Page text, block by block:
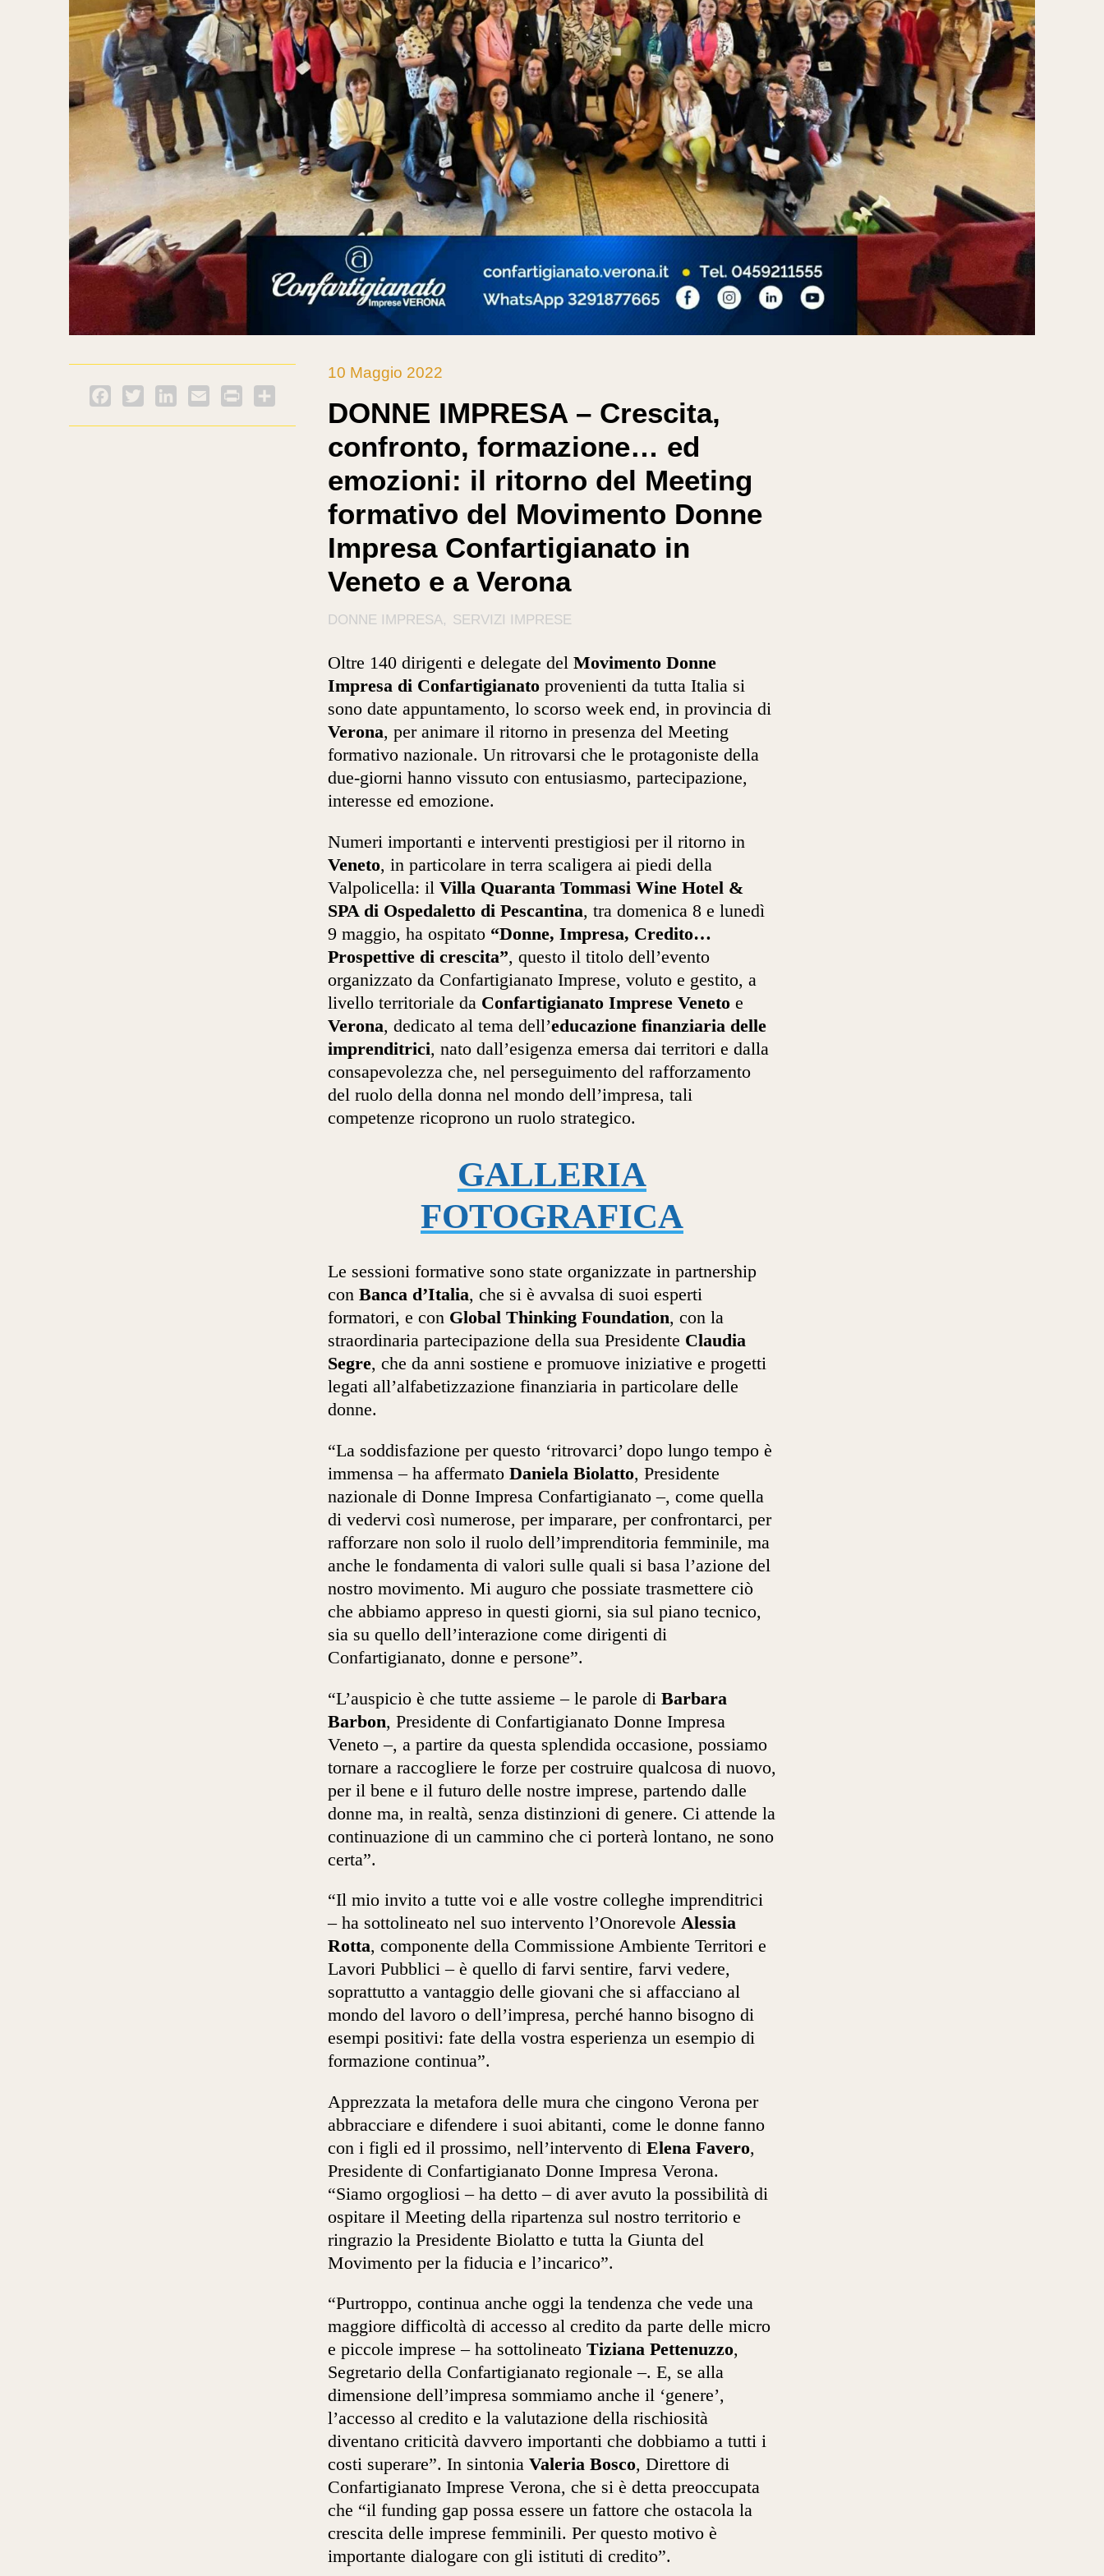
Facebook
Twitter LinkedInEmail PrintFriendly
10 Maggio 2022
DONNE IMPRESA – Crescita,
confronto, formazione… ed
emozioni: il ritorno del Meeting
formativo del Movimento Donne
Impresa Confartigianato in
Veneto e a Verona
DONNE IMPRESA SERVIZI IMPRESE
Oltre 140 dirigenti e delegate del Movimento Donne
Impresa di Confartigianato provenienti da tutta Italia si
sono date appuntamento, lo scorso week end, in provincia di
Verona, per animare il ritorno in presenza del Meeting
formativo nazionale. Un ritrovarsi che le protagoniste della
due-giorni hanno vissuto con entusiasmo, partecipazione,
interesse ed emozione.
Numeri importanti e interventi prestigiosi per il ritorno in
Veneto, in particolare in terra scaligera ai piedi della
Valpolicella: il Villa Quaranta Tommasi Wine Hotel &
SPA di Ospedaletto di Pescantina, tra domenica 8 e lunedì
9 maggio, ha ospitato “Donne, Impresa, Credito…
Prospettive di crescita”, questo il titolo dell’evento
organizzato da Confartigianato Imprese, voluto e gestito, a
livello territoriale da Confartigianato Imprese Veneto e
Verona, dedicato al tema dell’educazione finanziaria delle
imprenditrici, nato dall’esigenza emersa dai territori e dalla
consapevolezza che, nel perseguimento del rafforzamento
del ruolo della donna nel mondo dell’impresa, tali
competenze ricoprono un ruolo strategico.
GALLERIA
FOTOGRAFICA
Le sessioni formative sono state organizzate in partnership
con Banca d’Italia, che si è avvalsa di suoi esperti
formatori, e con Global Thinking Foundation, con la
straordinaria partecipazione della sua Presidente Claudia
Segre, che da anni sostiene e promuove iniziative e progetti
legati all’alfabetizzazione finanziaria in particolare delle
donne.
“La soddisfazione per questo ‘ritrovarci’ dopo lungo tempo è
immensa – ha affermato Daniela Biolatto, Presidente
nazionale di Donne Impresa Confartigianato –, come quella
di vedervi così numerose, per imparare, per confrontarci, per
rafforzare non solo il ruolo dell’imprenditoria femminile, ma
anche le fondamenta di valori sulle quali si basa l’azione del
nostro movimento. Mi auguro che possiate trasmettere ciò
che abbiamo appreso in questi giorni, sia sul piano tecnico,
sia su quello dell’interazione come dirigenti di
Confartigianato, donne e persone”.
“L’auspicio è che tutte assieme – le parole di Barbara
Barbon, Presidente di Confartigianato Donne Impresa
Veneto –, a partire da questa splendida occasione, possiamo
tornare a raccogliere le forze per costruire qualcosa di nuovo,
per il bene e il futuro delle nostre imprese, partendo dalle
donne ma, in realtà, senza distinzioni di genere. Ci attende la
continuazione di un cammino che ci porterà lontano, ne sono
certa”.
“Il mio invito a tutte voi e alle vostre colleghe imprenditrici
– ha sottolineato nel suo intervento l’Onorevole Alessia
Rotta, componente della Commissione Ambiente Territori e
Lavori Pubblici – è quello di farvi sentire, farvi vedere,
soprattutto a vantaggio delle giovani che si affacciano al
mondo del lavoro o dell’impresa, perché hanno bisogno di
esempi positivi: fate della vostra esperienza un esempio di
formazione continua”.
Apprezzata la metafora delle mura che cingono Verona per
abbracciare e difendere i suoi abitanti, come le donne fanno
con i figli ed il prossimo, nell’intervento di Elena Favero,
Presidente di Confartigianato Donne Impresa Verona.
“Siamo orgogliosi – ha detto – di aver avuto la possibilità di
ospitare il Meeting della ripartenza sul nostro territorio e
ringrazio la Presidente Biolatto e tutta la Giunta del
Movimento per la fiducia e l’incarico”.
“Purtroppo, continua anche oggi la tendenza che vede una
maggiore difficoltà di accesso al credito da parte delle micro
e piccole imprese – ha sottolineato Tiziana Pettenuzzo,
Segretario della Confartigianato regionale –. E, se alla
dimensione dell’impresa sommiamo anche il ‘genere’,
l’accesso al credito e la valutazione della rischiosità
diventano criticità davvero importanti che dobbiamo a tutti i
costi superare”. In sintonia Valeria Bosco, Direttore di
Confartigianato Imprese Verona, che si è detta preoccupata
che “il funding gap possa essere un fattore che ostacola la
crescita delle imprese femminili. Per questo motivo è
importante dialogare con gli istituti di credito”.